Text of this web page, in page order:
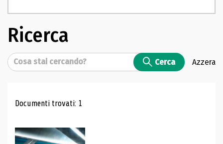
Ricerca
Cerca Cerca Azzera
Risultati di ricerca
Documenti trovati: 1